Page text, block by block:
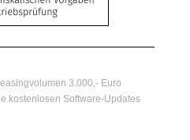
3.000,- Euro
kostenlosen Software-Updates